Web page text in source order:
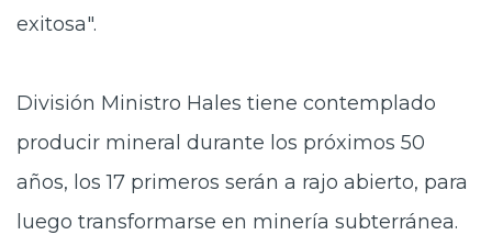
exitosa".
División Ministro Hales tiene contemplado
producir mineral durante los próximos 50
años, los 17 primeros serán a rajo abierto, para
luego transformarse en minería subterránea.